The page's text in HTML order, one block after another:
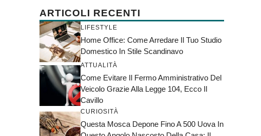
ARTICOLI RECENTI
LIFESTYLE
Home Office: Come Arredare Il Tuo Studio
Domestico In Stile Scandinavo
ATTUALITÀ
Come Evitare Il Fermo Amministrativo Del
Veicolo Grazie Alla Legge 104, Ecco Il
Cavillo
CURIOSITÀ
Questa Mosca Depone Fino A 500 Uova In